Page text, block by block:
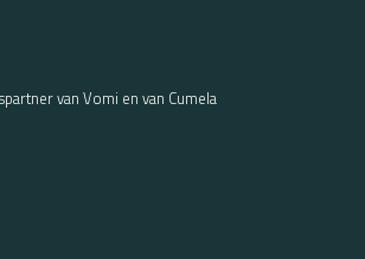
van Vomi en van Cumela